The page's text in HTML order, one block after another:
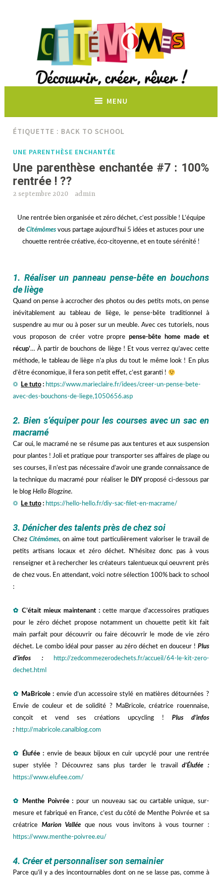
Découvrir, créer, rêver !
MENU
ÉTIQUETTE : BACK TO SCHOOL
UNE PARENTHÈSE ENCHANTÉE
Une parenthèse enchantée #7 : 100%
rentrée ! ??
2 septembre 2020 admin
Une rentrée bien organisée et zéro déchet, c’est possible ! L’équipe
de Citémômes vous partage aujourd’hui 5 idées et astuces pour une
chouette rentrée créative, éco-citoyenne, et en toute sérénité !
1. Réaliser un panneau pense-bête en bouchons
de liège
Quand on pense à accrocher des photos ou des petits mots, on pense
inévitablement au tableau de liège, le pense-bête traditionnel à
suspendre au mur ou à poser sur un meuble. Avec ces tutoriels, nous
vous proposon de créer votre proprepense-bête home made et
récup’… À partir de bouchons de liège ! Et vous verrez qu’avec cette
méthode, le tableau de liège n’a plus du tout le même look ! En plus
d’être économique, il fera son petit effet, c’est garanti !
☼
Le tuto : https://www.marieclaire.fr/idees/creer-un-pense-bete-
avec-des-bouchons-de-liege,1050656.asp
2. Bien s’équiper pour les courses avec un sac en
macramé
Car oui, le macramé ne se résume pas aux tentures et aux suspension
pour plantes ! Joli et pratique pour transporter ses affaires de plage ou
ses courses, il n’est pas nécessaire d’avoir une grande connaissance de
la technique du macramé pour réaliser leDIYproposé ci-dessous par
le blogHello Blogzine.
☼
Le tuto : https://hello-hello.fr/diy-sac-filet-en-macrame/
3. Dénicher des talents près de chez soi
ChezCitémômes, on aime tout particulièrement valoriser le travail de
petits artisans locaux et zéro déchet. N’hésitez donc pas à vous
renseigner et à rechercher les créateurs talentueux qui oeuvrent près
de chez vous. En attendant, voici notre sélection 100% back to school
:
✿ C’était mieux maintenant : cettemarque d’accessoires pratiques
pour le zéro déchet propose notamment un chouette petit kit fait
main parfait pour découvrir ou faire découvrir le mode de vie zéro
déchet. Le combo idéal pour passer au zéro déchet en douceur ! Plus
d’infos :
http://zedcommezerodechets.fr/accueil/64-le-kit-zero-
dechet.html
✿
MaBricole : envie d’un accessoire stylé en matières détournées ?
Envie de couleur et de solidité ? MaBricole, créatrice rouennaise,
conçoit et vend ses créations upcycling ! Plus d’infos
: http://mabricole.canalblog.com
✿
Élufée : envie de beaux
bijoux en cuir upcyclé pour une rentrée
super stylée ? Découvrez sans plus tarder le travaild’Élufée :
https://www.elufee.com/
✿
Menthe Poivrée : pour un nouveau sac ou cartable unique, sur-
mesure et fabriqué en France, c’est du côté de Menthe Poivrée et sa
créatrice Marion Vallée que nous vous invitons à vous tourner :
https://www.menthe-poivree.eu/
4. Créer et personnaliser son semainier
Parce qu’il y a des incontournables dont on ne se lasse pas, comme à